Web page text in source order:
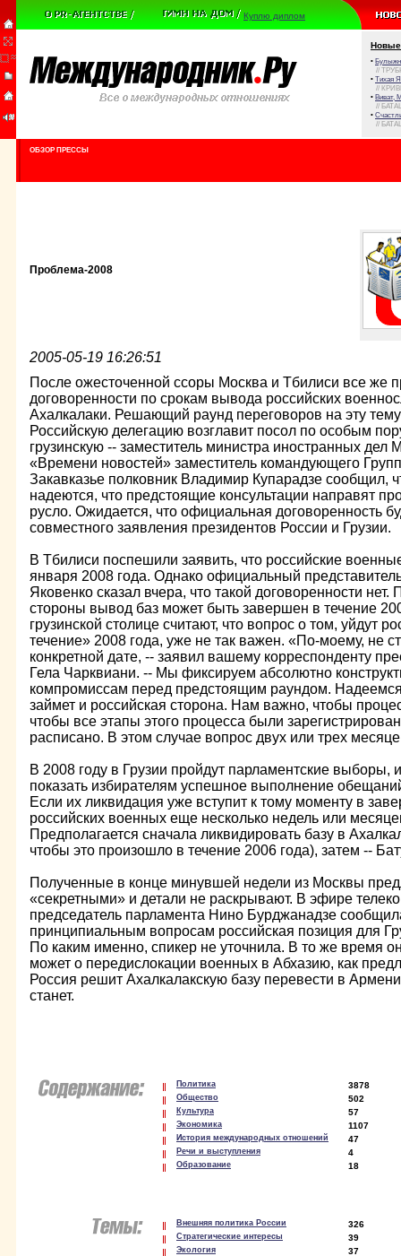
Куплю диплом
Новые
•
//
• Тихая
//
• Виват,
//
•
//
ОБЗОР ПРЕССЫ
Проблема-2008
2005-05-19 16:26:51
После ожесточенной ссоры Москва и Тбилиси все же
договоренности по срокам вывода российских
Ахалкалаки. Решающий раунд переговоров на эту
Российскую делегацию возглавит посол по особым
грузинскую -- заместитель министра иностранных
«Времени новостей» заместитель командующего
Закавказье полковник Владимир Купарадзе сообщил,
надеются, что предстоящие консультации направят
русло. Ожидается, что официальная договоренность
совместного заявления президентов России и Грузии.
В Тбилиси поспешили заявить, что российские
января 2008 года. Однако официальный
Яковенко сказал вчера, что такой договоренности нет.
стороны вывод баз может быть завершен в течение
грузинской столице считают, что вопрос о том, уйдут
течение» 2008 года, уже не так важен. «По-моему, не
конкретной дате, -- заявил вашему корреспонденту
Гела Чарквиани. -- Мы фиксируем абсолютно
компромиссам перед предстоящим раундом.
займет и российская сторона. Нам важно, чтобы
чтобы все этапы этого процесса были
расписано. В этом случае вопрос двух или трех
В 2008 году в Грузии пройдут парламентские выборы,
показать избирателям успешное выполнение
Если их ликвидация уже вступит к тому моменту в
российских военных еще несколько недель или
Предполагается сначала ликвидировать базу в
чтобы это произошло в течение 2006 года), затем --
Полученные в конце минувшей недели из Москвы
«секретными» и детали не раскрывают. В эфире
председатель парламента Нино Бурджанадзе
принципиальным вопросам российская позиция для
По каким именно, спикер не уточнила. В то же время
может о передислокации военных в Абхазию, как
Россия решит Ахалкалакскую базу перевести в
станет.
Политика 3878
Общество 502
Культура 57
Экономика 1107
История международных отношений 47
Речи и выступления 4
Образование 18
Внешняя политика России 326
Стратегические интересы 39
Экология 37